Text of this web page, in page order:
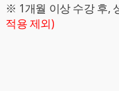
※ 1개월 이상 수강 후,
적용 제외)